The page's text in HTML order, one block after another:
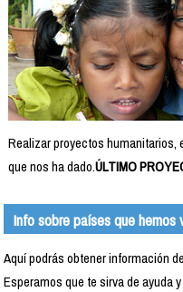
Realizar proyectos humanitarios,
que nos ha dado.ÚLTIMO
Info sobre países que hemos
Aquí podrás obtener información
Esperamos que te sirva de ayuda